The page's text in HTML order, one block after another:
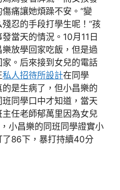
痛讓她煩躁不安。“變
忍的手段打學生呢！”孩
當天的情況。10月11日
放學回家吃飯，但是過
。后來接到女兒的電話
私人招待所設計在同學
是生病了，但小昌樂的
同學口中才知道，當天
任老師郁萬里因為女兒
小昌樂的同班同學證實小
了86下，暴打持續40分